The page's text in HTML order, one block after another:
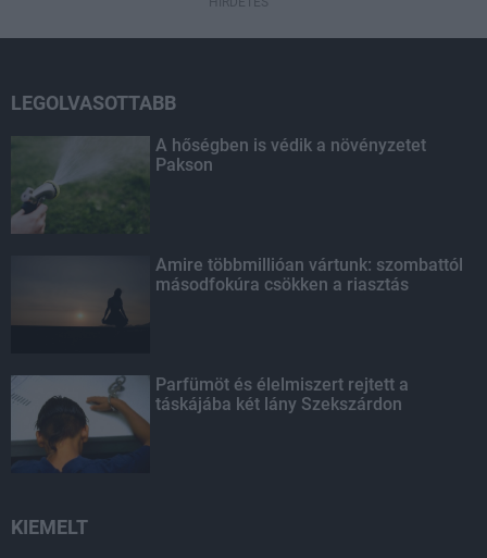
LEGOLVASOTTABB
A hőségben is védik a növényzetet
Pakson
Amire többmillióan vártunk: szombattól
másodfokúra csökken a riasztás
Parfümöt és élelmiszert rejtett a
táskájába két lány Szekszárdon
KIEMELT